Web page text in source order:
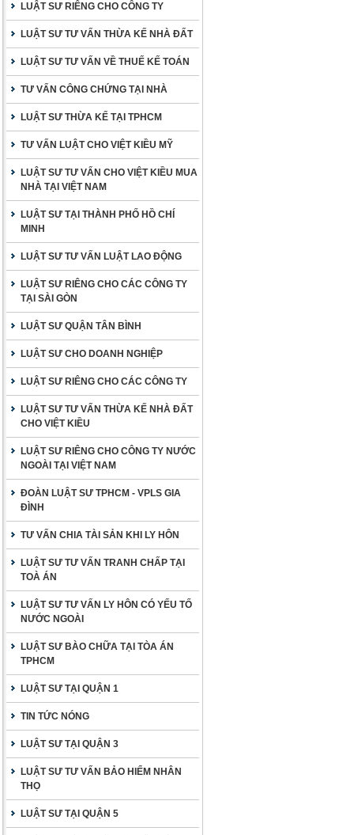
LUẬT SƯ RIÊNG CHO CÔNG TY
LUẬT SƯ TƯ VẤN THỪA KẾ NHÀ ĐẤT
LUẬT SƯ TƯ VẤN VỀ THUẾ KẾ TOÁN
TƯ VẤN CÔNG CHỨNG TẠI NHÀ
LUẬT SƯ THỪA KẾ TẠI TPHCM
TƯ VẤN LUẬT CHO VIỆT KIỀU MỸ
LUẬT SƯ TƯ VẤN CHO VIỆT KIỀU MUA
NHÀ TẠI VIỆT NAM
LUẬT SƯ TẠI THÀNH PHỐ HỒ CHÍ
MINH
LUẬT SƯ TƯ VẤN LUẬT LAO ĐỘNG
LUẬT SƯ RIÊNG CHO CÁC CÔNG TY
TẠI SÀI GÒN
LUẬT SƯ QUẬN TÂN BÌNH
LUẬT SƯ CHO DOANH NGHIỆP
LUẬT SƯ RIÊNG CHO CÁC CÔNG TY
LUẬT SƯ TƯ VẤN THỪA KẾ NHÀ ĐẤT
CHO VIỆT KIỀU
LUẬT SƯ RIÊNG CHO CÔNG TY NƯỚC
NGOÀI TẠI VIỆT NAM
ĐOÀN LUẬT SƯ TPHCM - VPLS GIA
ĐÌNH
TƯ VẤN CHIA TÀI SẢN KHI LY HÔN
LUẬT SƯ TƯ VẤN TRANH CHẤP TẠI
TOÀ ÁN
LUẬT SƯ TƯ VẤN LY HÔN CÓ YẾU TỐ
NƯỚC NGOÀI
LUẬT SƯ BÀO CHỮA TẠI TÒA ÁN
TPHCM
LUẬT SƯ TẠI QUẬN 1
TIN TỨC NÓNG
LUẬT SƯ TẠI QUẬN 3
LUẬT SƯ TƯ VẤN BẢO HIỂM NHÂN
THỌ
LUẬT SƯ TẠI QUẬN 5